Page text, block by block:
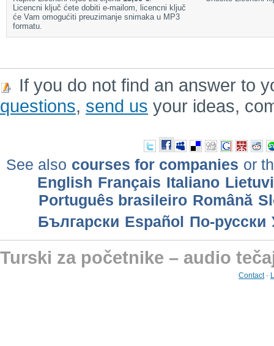
Licencni ključ ćete dobiti e-mailom, licencni ključ
će Vam omogućiti preuzimanje snimaka u MP3
formatu.
If you do not find an answer to
questions, send us your ideas,
See also courses for companies or
English Français Italiano
Português brasileiro Română
Български Еspañol По-русски
Turski za početnike – audio
Contact-